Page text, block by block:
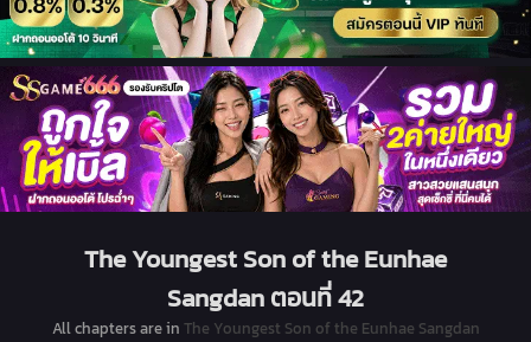
The Youngest Son of the Eunhae
Sangdan ตอนที่ 42
All chapters are in The Youngest Son of the Eunhae Sangdan